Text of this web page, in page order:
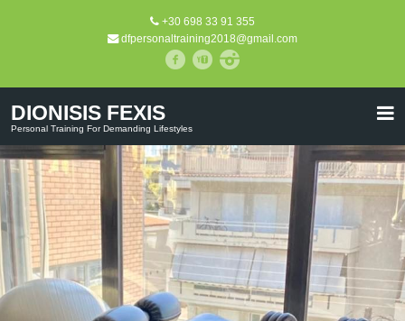
+30 698 33 91 355
dfpersonaltraining2018@gmail.com
DIONISIS FEXIS
Personal Training For Demanding Lifestyles